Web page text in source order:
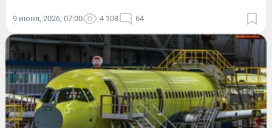
9 июня, 2026, 07:00 4 108 64